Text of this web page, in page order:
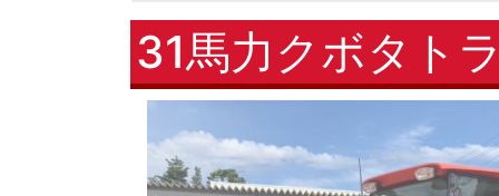
31馬力クボタト